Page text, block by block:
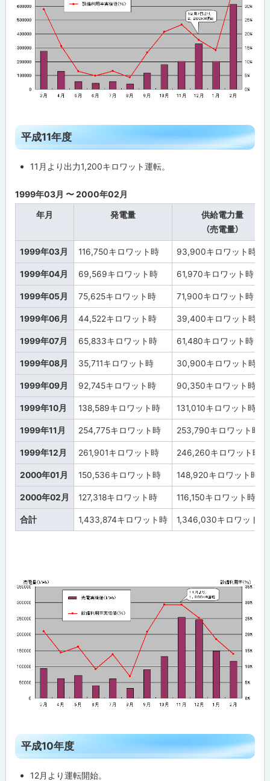
ト
ッ
戻
平成11年度
11月より出力1,200キロワット運転。
1999年03月 〜 2000年02月
年月 発電量
供給電力量
（売電量）
1999年03月 116,750キロワット時 93,900キロワット時
1999年04月 69,569キロワット時 61,970キロワット時
1999年05月 75,625キロワット時 71,900キロワット時
1999年06月 44,522キロワット時 39,400キロワット時
1999年07月 65,833キロワット時 61,480キロワット時
1999年08月 35,711キロワット時 30,900キロワット時
1999年09月 92,745キロワット時 90,350キロワット時
1999年10月 138,589キロワット時 131,010キロワット時
1999年11月 254,775キロワット時 253,790キロワット時
1999年12月 261,901キロワット時 246,260キロワット時
2000年01月 150,536キロワット時 148,920キロワット時
2000年02月 127,318キロワット時 116,150キロワット時
合計 1,433,874キロワット時 1,346,030キロワット時
ト
ッ
平成10年度
12月より運転開始。